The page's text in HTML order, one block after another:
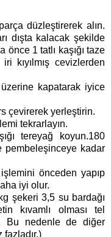
düzleştirerek alın.
dışta kalacak şekilde
önce 1 tatlı kaşığı taze
kıyılmış cevizlerden
üzerine kapatarak iyice
çevirerek yerleştirin.
tekrarlayın.
tereyağ koyun.180
pembeleşinceye kadar
önceden yapıp
iyi olur.
şekeri 3,5 su bardağı
kıvamlı olması tel
Bu nedenle de diğer
fazladır.)